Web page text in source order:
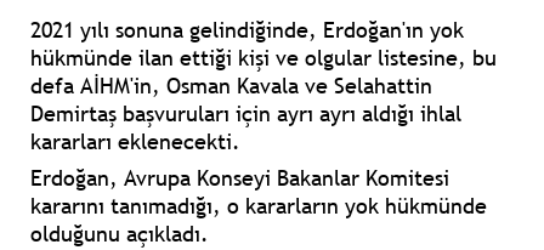
2021 yılı sonuna gelindiğinde, Erdoğan'ın yok
hükmünde ilan ettiği kişi ve olgular listesine, bu
defa AİHM'in, Osman Kavala ve Selahattin
Demirtaş başvuruları için ayrı ayrı aldığı ihlal
kararları eklenecekti.
Erdoğan, Avrupa Konseyi Bakanlar Komitesi
kararını tanımadığı, o kararların yok hükmünde
olduğunu açıkladı.